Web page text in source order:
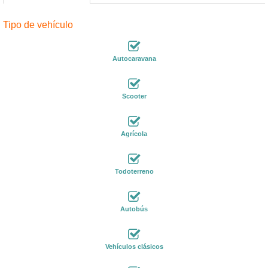
Tipo de vehículo
Autocaravana
Scooter
Agrícola
Todoterreno
Autobús
Vehículos clásicos